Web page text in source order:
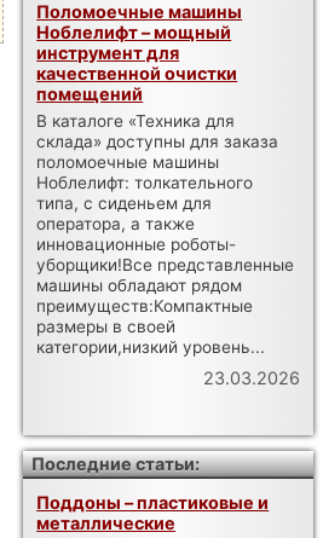
Поломоечные машины
Ноблелифт – мощный
инструмент для
качественной очистки
помещений
В каталоге «Техника для
склада» доступны для заказа
поломоечные машины
Ноблелифт: толкательного
типа, с сиденьем для
оператора, а также
инновационные роботы-
уборщики!Все представленные
машины обладают рядом
преимуществ:Компактные
размеры в своей
категории,низкий уровень...
23.03.2026
Последние статьи:
Поддоны – пластиковые и
металлические